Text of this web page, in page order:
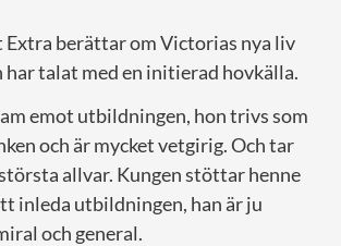
berättar om Victorias nya liv
har talat med en initierad hovkälla.
emot utbildningen, hon trivs som
och är mycket vetgirig. Och tar
allvar. Kungen stöttar henne
inleda utbildningen, han är ju
och general.